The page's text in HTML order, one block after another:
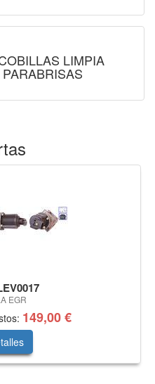
LIMPIA
PARABRISAS
EGR
149,00 €